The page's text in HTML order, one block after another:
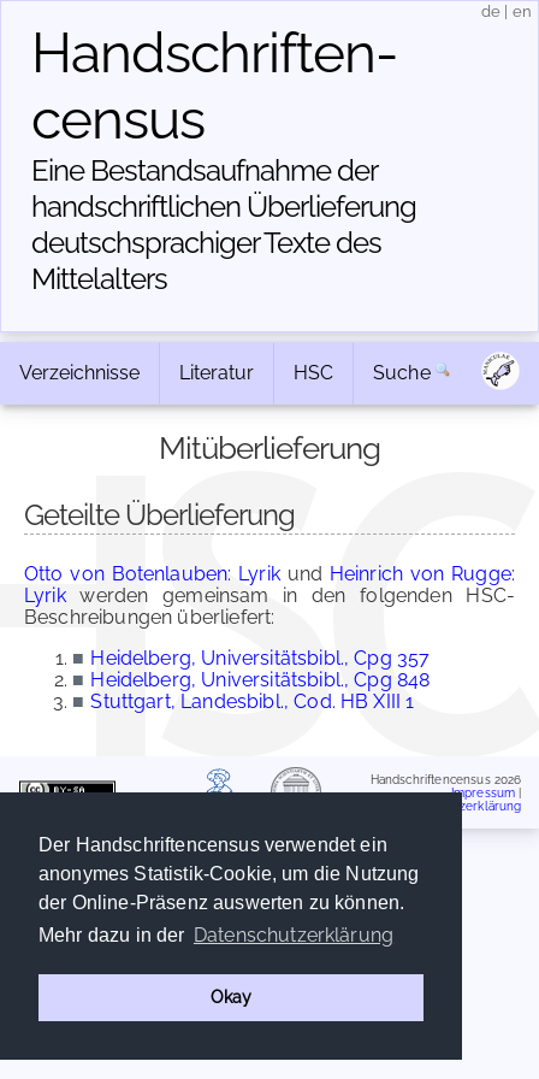
Der Handschriftencensus verwendet ein
anonymes Statistik-Cookie, um die Nutzung
der Online-Präsenz auswerten zu können.
Mehr dazu in der Datenschutzerklärung
Okay
Handschriften­
census
Eine Bestandsaufnahme der
handschriftlichen Über­lieferung
deutschsprachiger Texte des
Mittelalters
de en
Verzeichnisse Literatur HSC Suche
Mitüberlieferung
Geteilte Überlieferung
Otto von Botenlauben: Lyrikund Heinrich von Rugge:
Lyrikwerden gemeinsam in den folgenden HSC-
Beschreibungen überliefert:
■ Heidelberg, Universitätsbibl., Cpg 357
■ Heidelberg, Universitätsbibl., Cpg 848
■ Stuttgart, Landesbibl., Cod. HB XIII 1
Handschriftencensus 2026
Impressum
Datenschutzerklärung